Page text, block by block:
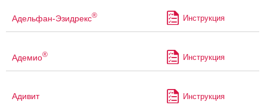
Адельфан-Эзидрекс® Инструкция
Адемио® Инструкция
Адивит Инструкция